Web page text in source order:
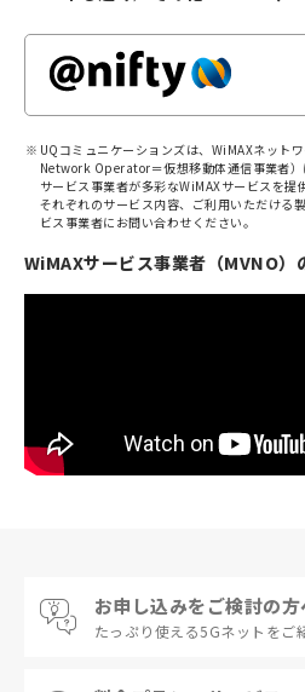
UQコミュニケーションズは、WiMAXネット
Network Operator＝仮想移動体通信事業者）
サービス事業者が多彩なWiMAXサービスを提
それぞれのサービス内容、ご利用いただける
ビス事業者にお問い合わせください。
WiMAXサービス事業者（MVNO）
お申し込みをご検討の方
たっぷり使える5Gネットをご